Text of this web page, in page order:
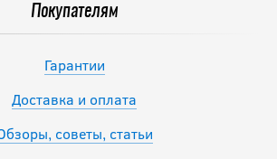
Покупателям
Гарантии
Доставка и оплата
советы, статьи